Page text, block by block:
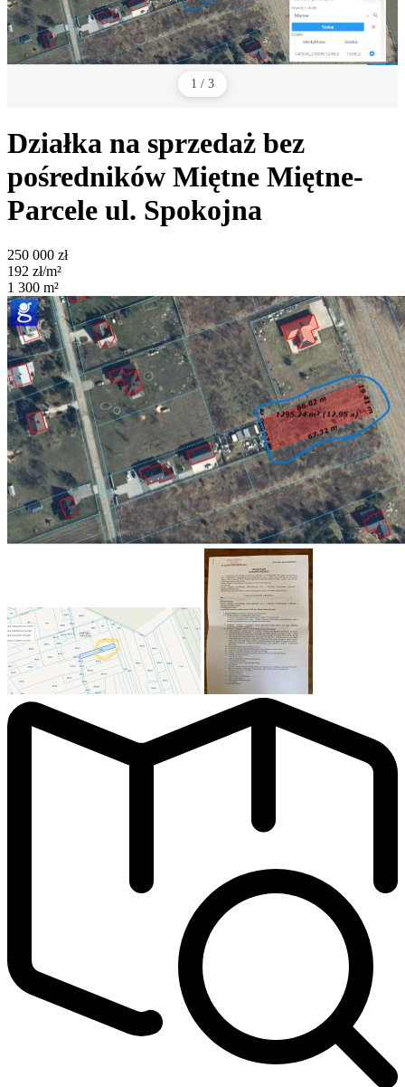
1 / 3
Działka na sprzedaż bez
pośredników Miętne Miętne-
Parcele ul. Spokojna
250 000 zł
192 zł/m²
1 300 m²